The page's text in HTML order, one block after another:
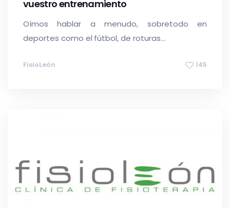
vuestro entrenamiento
Oímos hablar a menudo, sobretodo en
deportes como el fútbol, de roturas...
FisioLeón 145